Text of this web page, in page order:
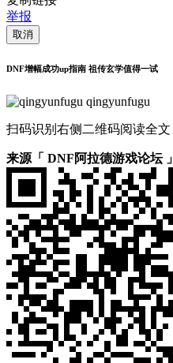
举报
取消
DNF增幅成功up指南 祖传玄学值得一试
qingyunfugu
扫码识别右侧二维码阅读全文
来源「 DNF阿拉德游戏论坛 」